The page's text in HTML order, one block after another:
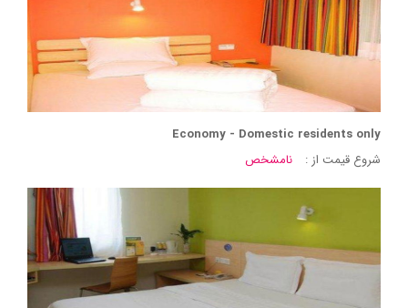
Economy - Domestic residents only
شروع قیمت از :
نامشخص